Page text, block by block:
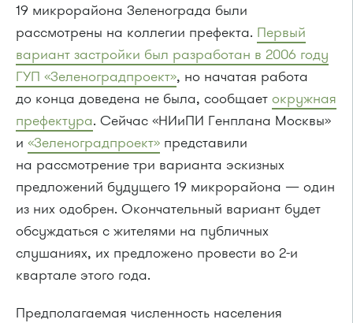
19 микрорайона Зеленограда были
рассмотрены на коллегии префекта. Первый
вариант застройки был разработан в 2006 году
ГУП «Зеленоградпроект», но начатая работа
до конца доведена не была, сообщает окружная
префектура. Сейчас «НИиПИ Генплана Москвы»
и «Зеленоградпроект» представили
на рассмотрение три варианта эскизных
предложений будущего 19 микрорайона — один
из них одобрен. Окончательный вариант будет
обсуждаться с жителями на публичных
слушаниях, их предложено провести во 2-и
квартале этого года.
Предполагаемая численность населения